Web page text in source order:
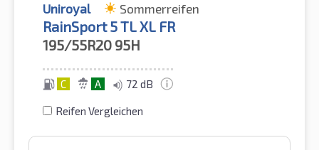
Uniroyal Sommerreifen
RainSport 5 TL XL FR
195/55R20 95H
C A 72 dB
Reifen Vergleichen